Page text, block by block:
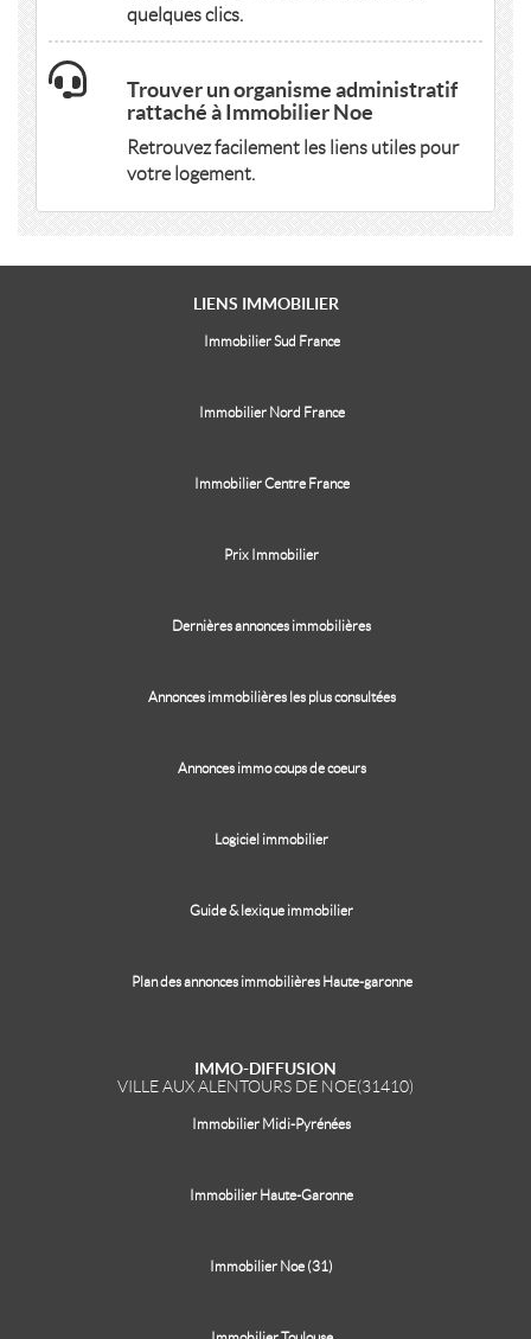
quelques clics.
Trouver un organisme administratif
rattaché à Immobilier Noe
Retrouvez facilement les liens utiles pour
votre logement.
LIENS IMMOBILIER
Immobilier Sud France
Immobilier Nord France
Immobilier Centre France
Prix Immobilier
Dernières annonces immobilières
Annonces immobilières les plus consultées
Annonces immo coups de coeurs
Logiciel immobilier
Guide & lexique immobilier
Plan des annonces immobilières Haute-garonne
IMMO-DIFFUSION
VILLE AUX ALENTOURS DE NOE(31410)
Immobilier Midi-Pyrénées
Immobilier Haute-Garonne
Immobilier Noe (31)